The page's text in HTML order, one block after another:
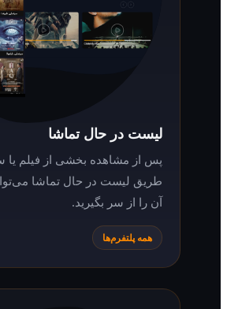
لیست در حال تماشا
پس از مشاهده بخشی از فیلم یا سریال، از
طریق لیست در حال تماشا می‌توانید دوباره
آن را از سر بگیرید.
همه پلتفرم‌ها